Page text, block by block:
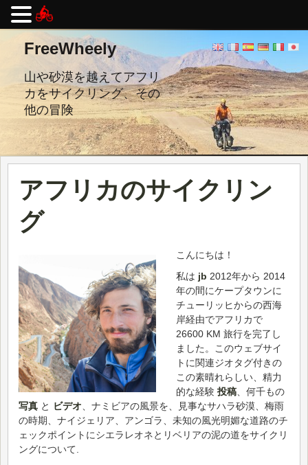
し
FreeWheely
山や砂漠を越えてアフリ
カをサイクリング、その
他の冒険
アフリカのサイクリン
グ
こんにちは！
私は jb 2012年から 2014
年の間にケープタウンに
チューリッヒからの西海
岸経由でアフリカで
26600 KM 旅行を完了し
ました。このウェブサイ
トに関連ジオタグ付きの
この素晴れらしい、精力
的な経験 投稿、何千もの
写真 と ビデオ 、ナミビアの風景を、見事なサハラ砂漠、梅雨
の時期、ナイジェリア、アンゴラ、未知の風光明媚な道路のチ
ェックポイントにシエラレオネとリベリアの泥の道をサイクリ
ングについて.